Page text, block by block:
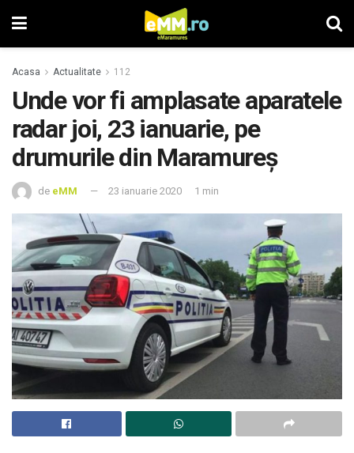
Acasa Actualitate 112
Unde vor fi amplasate aparatele
radar joi, 23 ianuarie, pe
drumurile din Maramureş
de eMM 23 ianuarie 2020 1 min